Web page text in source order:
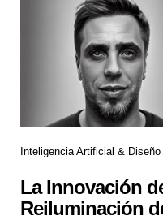
Inteligencia Artificial & Diseño
La Innovación
Reiluminación